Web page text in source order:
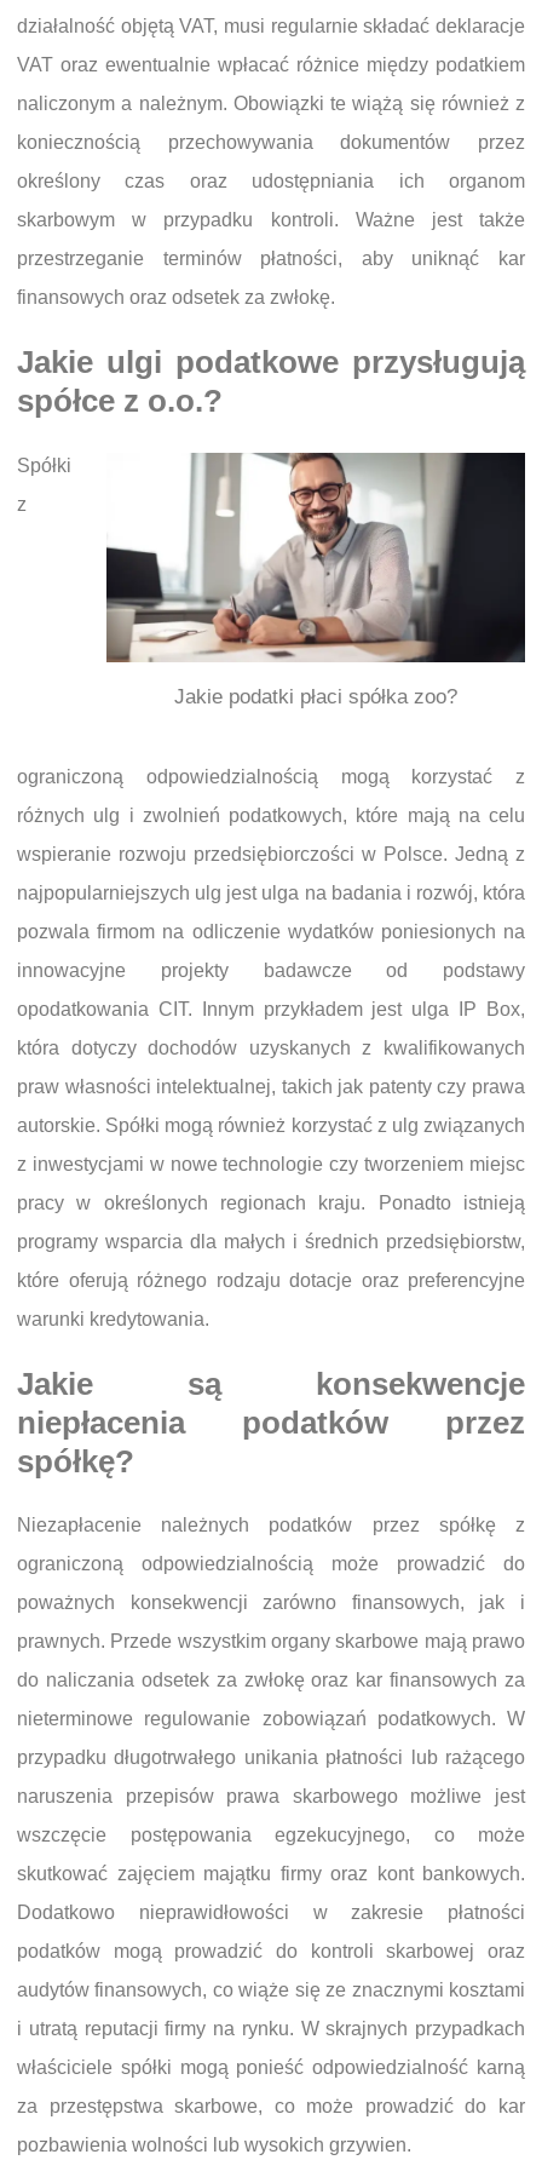
działalność objętą VAT, musi regularnie składać deklaracje
VAT oraz ewentualnie wpłacać różnice między podatkiem
naliczonym a należnym. Obowiązki te wiążą się również z
koniecznością przechowywania dokumentów przez
określony czas oraz udostępniania ich organom
skarbowym w przypadku kontroli. Ważne jest także
przestrzeganie terminów płatności, aby uniknąć kar
finansowych oraz odsetek za zwłokę.
Jakie ulgi podatkowe przysługują
spółce z o.o.?
Jakie podatki płaci spółka zoo?
Spółki
z
ograniczoną odpowiedzialnością mogą korzystać z
różnych ulg i zwolnień podatkowych, które mają na celu
wspieranie rozwoju przedsiębiorczości w Polsce. Jedną z
najpopularniejszych ulg jest ulga na badania i rozwój, która
pozwala firmom na odliczenie wydatków poniesionych na
innowacyjne projekty badawcze od podstawy
opodatkowania CIT. Innym przykładem jest ulga IP Box,
która dotyczy dochodów uzyskanych z kwalifikowanych
praw własności intelektualnej, takich jak patenty czy prawa
autorskie. Spółki mogą również korzystać z ulg związanych
z inwestycjami w nowe technologie czy tworzeniem miejsc
pracy w określonych regionach kraju. Ponadto istnieją
programy wsparcia dla małych i średnich przedsiębiorstw,
które oferują różnego rodzaju dotacje oraz preferencyjne
warunki kredytowania.
Jakie są konsekwencje
niepłacenia podatków przez
spółkę?
Niezapłacenie należnych podatków przez spółkę z
ograniczoną odpowiedzialnością może prowadzić do
poważnych konsekwencji zarówno finansowych, jak i
prawnych. Przede wszystkim organy skarbowe mają prawo
do naliczania odsetek za zwłokę oraz kar finansowych za
nieterminowe regulowanie zobowiązań podatkowych. W
przypadku długotrwałego unikania płatności lub rażącego
naruszenia przepisów prawa skarbowego możliwe jest
wszczęcie postępowania egzekucyjnego, co może
skutkować zajęciem majątku firmy oraz kont bankowych.
Dodatkowo nieprawidłowości w zakresie płatności
podatków mogą prowadzić do kontroli skarbowej oraz
audytów finansowych, co wiąże się ze znacznymi kosztami
i utratą reputacji firmy na rynku. W skrajnych przypadkach
właściciele spółki mogą ponieść odpowiedzialność karną
za przestępstwa skarbowe, co może prowadzić do kar
pozbawienia wolności lub wysokich grzywien.